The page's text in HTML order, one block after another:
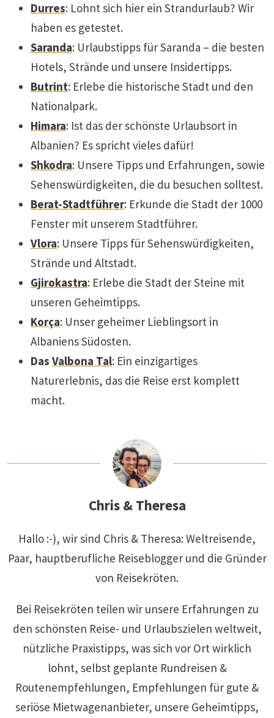
Durres: Lohnt sich hier ein Strandurlaub? Wir
haben es getestet.
Saranda: Urlaubstipps für Saranda – die besten
Hotels, Strände und unsere Insidertipps.
Butrint: Erlebe die historische Stadt und den
Nationalpark.
Himara: Ist das der schönste Urlaubsort in
Albanien? Es spricht vieles dafür!
Shkodra: Unsere Tipps und Erfahrungen, sowie
Sehenswürdigkeiten, die du besuchen solltest.
Berat-Stadtführer: Erkunde die Stadt der 1000
Fenster mit unserem Stadtführer.
Vlora: Unsere Tipps für Sehenswürdigkeiten,
Strände und Altstadt.
Gjirokastra: Erlebe die Stadt der Steine mit
unseren Geheimtipps.
Korça: Unser geheimer Lieblingsort in
Albaniens Südosten.
Das Valbona Tal: Ein einzigartiges
Naturerlebnis, das die Reise erst komplett
macht.
Chris & Theresa
Hallo :-), wir sind Chris & Theresa: Weltreisende,
Paar, hauptberufliche Reiseblogger und die Gründer
von Reisekröten.
Bei Reisekröten teilen wir unsere Erfahrungen zu
den schönsten Reise- und Urlaubszielen weltweit,
nützliche Praxistipps, was sich vor Ort wirklich
lohnt, selbst geplante Rundreisen &
Routenempfehlungen, Empfehlungen für gute &
seriöse Mietwagenanbieter, unsere Geheimtipps,